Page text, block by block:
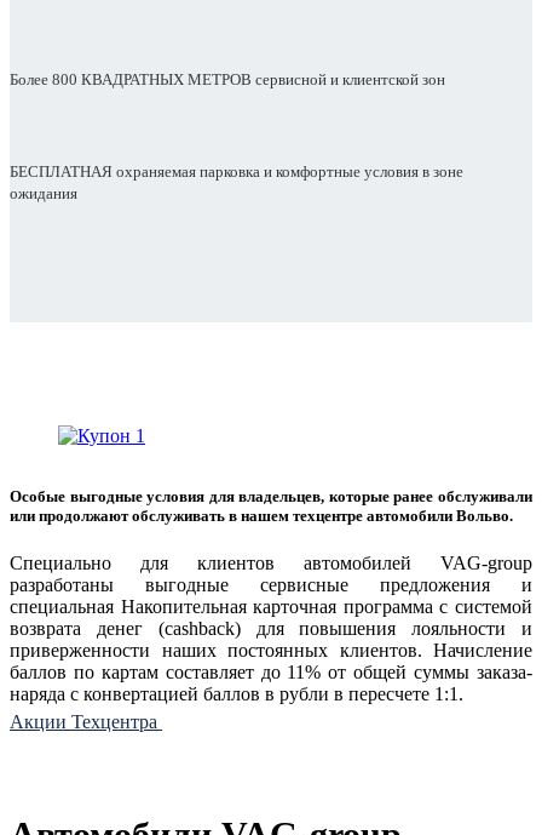
Более 800 КВАДРАТНЫХ МЕТРОВ сервисной и клиентской зон
БЕСПЛАТНАЯ охраняемая парковка и комфортные условия в зоне
ожидания
Особые выгодные условия для владельцев, которые ранее обслуживали
или продолжают обслуживать в нашем техцентре автомобили Вольво.
Специально для клиентов автомобилей VAG-group
разработаны выгодные сервисные предложения и
специальная Накопительная карточная программа с системой
возврата денег (cashback) для повышения лояльности и
приверженности наших постоянных клиентов. Начисление
баллов по картам составляет до 11% от общей суммы заказа-
наряда с конвертацией баллов в рубли в пересчете 1:1.
Акции Техцентра